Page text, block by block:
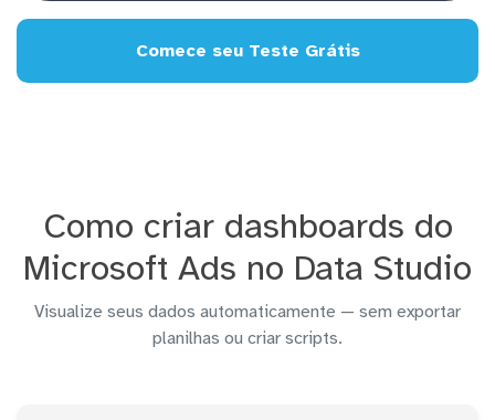
Comece seu Teste Grátis
Como criar dashboards do
Microsoft Ads no Data Studio
Visualize seus dados automaticamente — sem exportar
planilhas ou criar scripts.